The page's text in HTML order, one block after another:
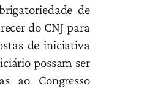
de
do CNJ para
de iniciativa
possam ser
ao Congresso